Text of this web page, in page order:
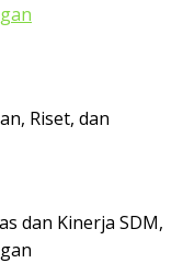
Riset, dan
dan Kinerja SDM,